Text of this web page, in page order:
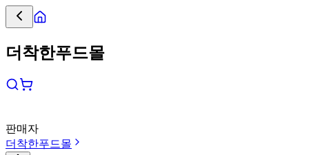
더착한푸드몰
판매자
더착한푸드몰